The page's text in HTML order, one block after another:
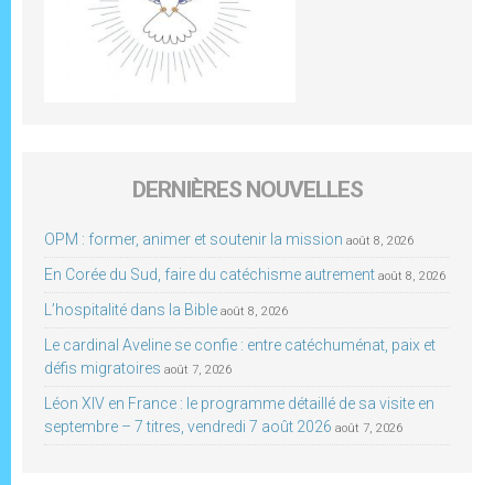
DERNIÈRES NOUVELLES
OPM : former, animer et soutenir la mission août 8, 2026
En Corée du Sud, faire du catéchisme autrement août 8, 2026
L’hospitalité dans la Bible août 8, 2026
Le cardinal Aveline se confie : entre catéchuménat, paix et
défis migratoires août 7, 2026
Léon XIV en France : le programme détaillé de sa visite en
septembre – 7 titres, vendredi 7 août 2026 août 7, 2026